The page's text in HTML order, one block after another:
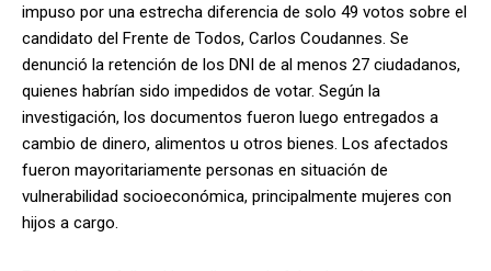
impuso por una estrecha diferencia de solo 49 votos sobre el
candidato del Frente de Todos, Carlos Coudannes. Se
denunció la retención de los DNI de al menos 27 ciudadanos,
quienes habrían sido impedidos de votar. Según la
investigación, los documentos fueron luego entregados a
cambio de dinero, alimentos u otros bienes. Los afectados
fueron mayoritariamente personas en situación de
vulnerabilidad socioeconómica, principalmente mujeres con
hijos a cargo.